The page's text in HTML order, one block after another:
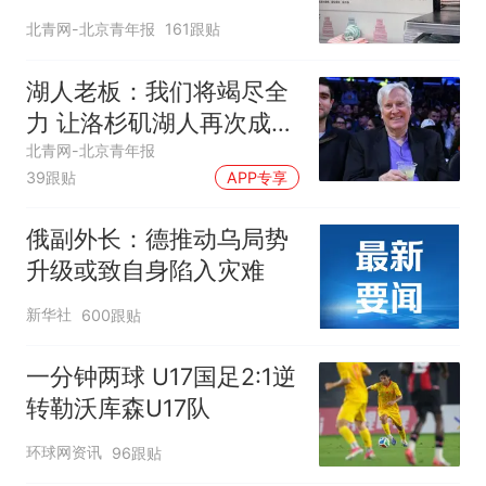
应
北青网-北京青年报 161跟贴
湖人老板：我们将竭尽全
力 让洛杉矶湖人再次成为
冠军之师
北青网-北京青年报
39跟贴
APP专享
俄副外长：德推动乌局势
升级或致自身陷入灾难
新华社 600跟贴
一分钟两球 U17国足2:1逆
转勒沃库森U17队
环球网资讯 96跟贴